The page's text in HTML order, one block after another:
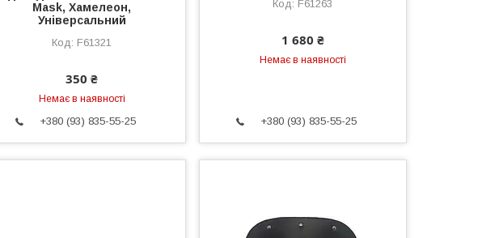
Mask, Хамелеон,
Універсальний
F61321
350 ₴
Немає в наявності
+380 (93) 835-55-25
F61263
1 680 ₴
Немає в наявності
+380 (93) 835-55-25